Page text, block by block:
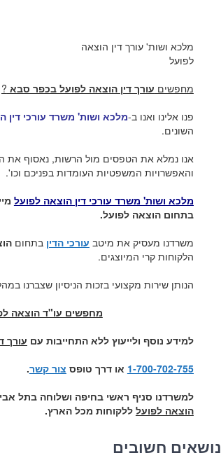
מלכא ושות' עורך דין הוצאה
לפועל
מחפשים עורך דין הוצאה לפועל בכפר סבא ?
פנו אלינו ואנו ב-מלכא ושות' משרד עורכי דין
השונים.
אנו נמלא את הטפסים מול הרשות, נאסוף את
והאפשרויות המשפטיות העומדות בפניכם וכו'.
מלכא ושות' משרד עורכי דין הוצאה לפועל
בתחום הוצאה לפועל.
משרדנו מעסיק את מיטב עורכי הדין בתחום
הלקוחות קרי המיוצגים.
הנותן שירות מקצועי בזכות הניסיון שצברנו
מחפשים עו"ד הוצאה
למידע נוסף ולייעוץ ללא התחייבות עם עורך
1-700-702-755 או דרך טופס צור קשר.
למשרדנו סניף ראשי בחיפה ושלוחה בתל
הוצאה לפועל ללקוחות מכל הארץ.
נושאים חשובים